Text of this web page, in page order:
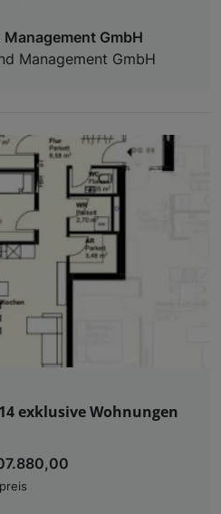
GmbH
Management GmbH
exklusive Wohnungen